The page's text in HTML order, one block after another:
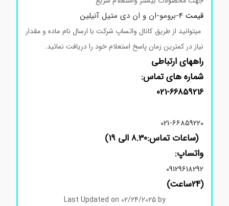
قیمت4-برومو-ان و ان دی متیل آنیلین
میتوانید از طریق کانال واتساپ شرکت با ارسال نام ماده و مقدار
نیاز در کمترین زمان پاسخ استعلام خود را دریافت نمائید.
راههای ارتباطی
شماره های تماس:
021-66859216
021-66859220
(ساعات تماس:8.30 الی 19)
واتساپ:
09129618292
Last Updated on 02/24/2025 by